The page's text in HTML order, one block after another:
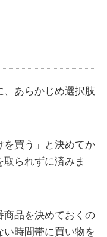
あらかじめ選択肢
を買う」と決めてか
られずに済みま
商品を決めておくの
い時間帯に買い物を